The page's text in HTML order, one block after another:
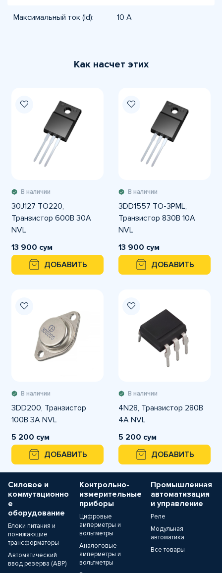
Максимальный ток (Id): 10 А
Как насчет этих
В наличии
30J127 TO220,
Транзистор 600В 30А
NVL
13 900 сум
ДОБАВИТЬ
В наличии
3DD1557 TO-3PML,
Транзистор 830В 10А
NVL
13 900 сум
ДОБАВИТЬ
В наличии
3DD200, Транзистор
100В 3А NVL
5 200 сум
ДОБАВИТЬ
В наличии
4N28, Транзистор 280В
4А NVL
5 200 сум
ДОБАВИТЬ
Силовое и
коммутационно
е
оборудование
Блоки питания и
понижающие
трансформаторы
Автоматический
ввод резерва (АВР)
Контрольно-
измерительные
приборы
Цифровые
амперметры и
вольтметры
Аналоговые
амперметры и
вольтметры
Промышленная
автоматизация
и управление
Реле
Модульная
автоматика
Все товары